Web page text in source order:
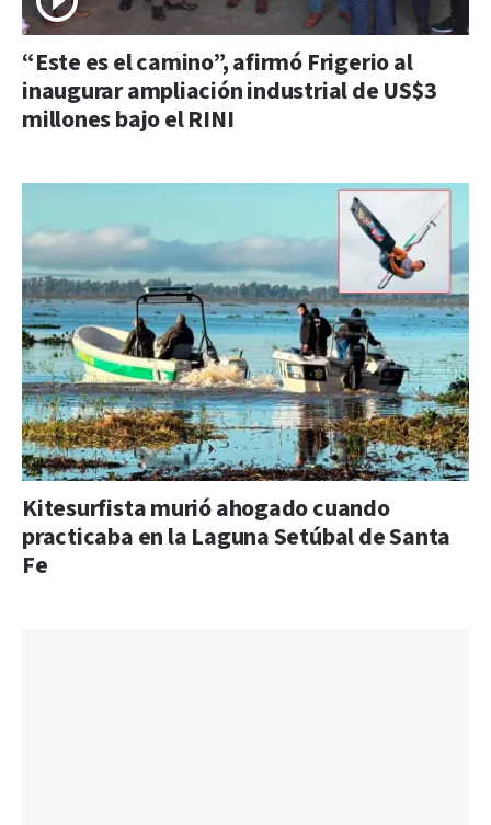
“Este es el camino”, afirmó Frigerio al
inaugurar ampliación industrial de US$3
millones bajo el RINI
Kitesurfista murió ahogado cuando
practicaba en la Laguna Setúbal de Santa
Fe